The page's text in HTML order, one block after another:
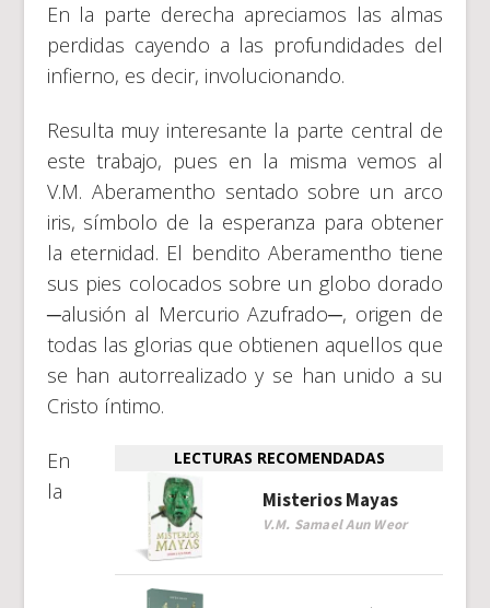
En la parte derecha apreciamos las almas
perdidas cayendo a las profundidades del
infierno, es decir, involucionando.
Resulta muy interesante la parte central de
este trabajo, pues en la misma vemos al
V.M. Aberamentho sentado sobre un arco
iris, símbolo de la esperanza para obtener
la eternidad. El bendito Aberamentho tiene
sus pies colocados sobre un globo dorado
─alusión al Mercurio Azufrado─, origen de
todas las glorias que obtienen aquellos que
se han autorrealizado y se han unido a su
Cristo íntimo.
LECTURAS RECOMENDADAS
Misterios Mayas
V.M. Samael Aun Weor
En
la